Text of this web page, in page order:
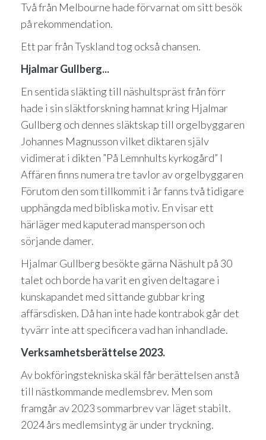
Två från Melbourne hade förvarnat om sitt besök
på rekommendation.
Ett par från Tyskland tog också chansen.
Hjalmar Gullberg...
En sentida släkting till näshultspräst från förr
hade i sin släktforskning hamnat kring Hjalmar
Gullberg och dennes släktskap till orgelbyggaren
Johannes Magnusson vilket diktaren själv
vidimerat i dikten ”På Lemnhults kyrkogård” I
Affären finns numera tre tavlor av orgelbyggaren
Förutom den som tillkommit i år fanns två tidigare
upphängda med bibliska motiv. En visar ett
härläger med kaputerad mansperson och
sörjande damer.
Hjalmar Gullberg besökte gärna Näshult på 30
talet och borde ha varit en given deltagare i
kunskapandet med sittande gubbar kring
affärsdisken. Då han inte hade kontrabok går det
tyvärr inte att specificera vad han inhandlade.
Verksamhetsberättelse 2023.
Av bokföringstekniska skäl får berättelsen anstå
till nästkommande medlemsbrev. Men som
framgår av 2023 sommarbrev var läget stabilt.
2024 års medlemsintyg är under tryckning.